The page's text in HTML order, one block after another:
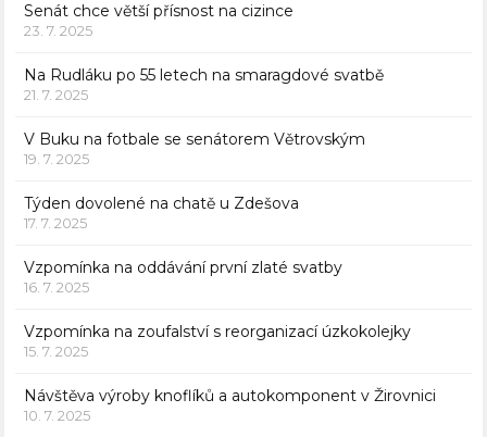
Senát chce větší přísnost na cizince
23. 7. 2025
Na Rudláku po 55 letech na smaragdové svatbě
21. 7. 2025
V Buku na fotbale se senátorem Větrovským
19. 7. 2025
Týden dovolené na chatě u Zdešova
17. 7. 2025
Vzpomínka na oddávání první zlaté svatby
16. 7. 2025
Vzpomínka na zoufalství s reorganizací úzkokolejky
15. 7. 2025
Návštěva výroby knoflíků a autokomponent v Žirovnici
10. 7. 2025